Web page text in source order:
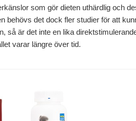
som gör dieten uthärdlig och
behövs det dock fler studier för att
så är det inte en lika
varar längre över tid.